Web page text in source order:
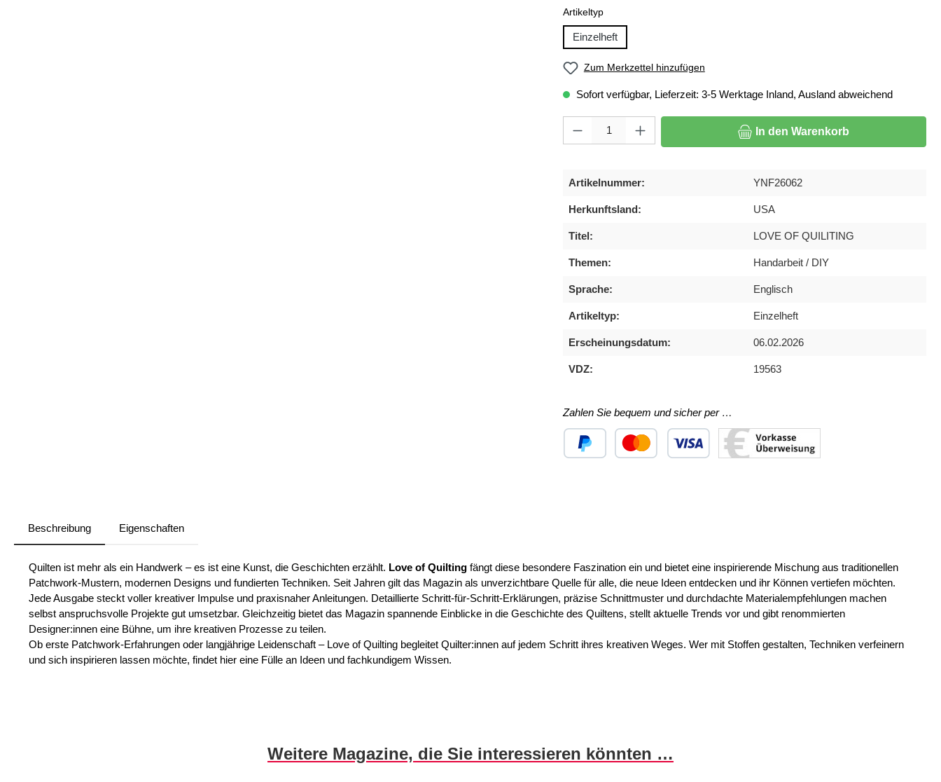
Artikeltypauswählen
Einzelheft
Zum Merkzettel hinzufügen
Sofort verfügbar, Lieferzeit: 3-5 Werktage Inland, Ausland abweichend
Produkt Anzahl: Gib den gewünschten Wert ein oder benutze die Schaltflächen um
In den Warenkorb
Artikelnummer: YNF26062
Herkunftsland: USA
Titel: LOVE OF QUILITING
Themen: Handarbeit / DIY
Sprache: Englisch
Artikeltyp: Einzelheft
Erscheinungsdatum: 06.02.2026
VDZ: 19563
Zahlen Sie bequem und sicher per …
Beschreibung Eigenschaften
Quilten ist mehr als ein Handwerk – es ist eine Kunst, die Geschichten erzählt. Love of Quilting fängt diese besondere Faszination ein und bietet eine inspirierende Mischung aus traditionellen
Patchwork-Mustern, modernen Designs und fundierten Techniken. Seit Jahren gilt das Magazin als unverzichtbare Quelle für alle, die neue Ideen entdecken und ihr Können vertiefen möchten.
Jede Ausgabe steckt voller kreativer Impulse und praxisnaher Anleitungen. Detaillierte Schritt-für-Schritt-Erklärungen, präzise Schnittmuster und durchdachte Materialempfehlungen machen
selbst anspruchsvolle Projekte gut umsetzbar. Gleichzeitig bietet das Magazin spannende Einblicke in die Geschichte des Quiltens, stellt aktuelle Trends vor und gibt renommierten
Designer:innen eine Bühne, um ihre kreativen Prozesse zu teilen.
Ob erste Patchwork-Erfahrungen oder langjährige Leidenschaft – Love of Quilting begleitet Quilter:innen auf jedem Schritt ihres kreativen Weges. Wer mit Stoffen gestalten, Techniken verfeinern
und sich inspirieren lassen möchte, findet hier eine Fülle an Ideen und fachkundigem Wissen.
Weitere Magazine, die Sie interessieren könnten …